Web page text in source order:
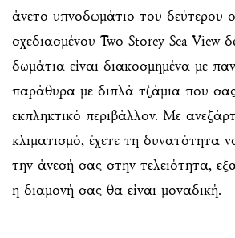
άνετο υπνοδωμάτιο του δεύτερου
σχεδιασμένου Two Storey Sea View
δωμάτια είναι διακοσμημένα με
παράθυρα με διπλά τζάμια που
εκπληκτικό περιβάλλον. Με
κλιματισμό, έχετε τη δυνατότητα
την άνεσή σας στην τελειότητα,
η διαμονή σας θα είναι μοναδική.